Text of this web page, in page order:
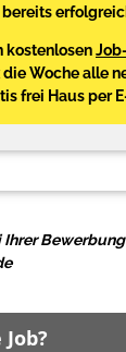
kostenlosen
Woche alle
frei Haus per
Ihrer